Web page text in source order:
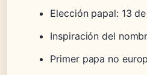
Elección papal: 13
Inspiración del
Primer papa no